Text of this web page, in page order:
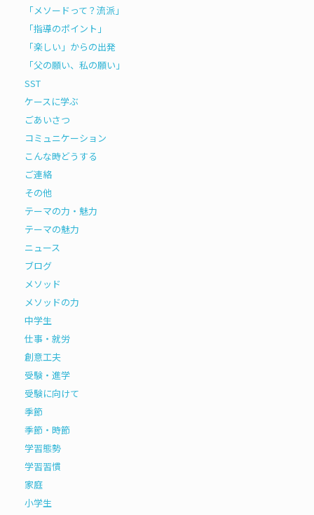
「メソードって？流派」
「指導のポイント」
「楽しい」からの出発
「父の願い、私の願い」
SST
ケースに学ぶ
ごあいさつ
コミュニケーション
こんな時どうする
ご連絡
その他
テーマの力・魅力
テーマの魅力
ニュース
ブログ
メソッド
メソッドの力
中学生
仕事・就労
創意工夫
受験・進学
受験に向けて
季節
季節・時節
学習態勢
学習習慣
家庭
小学生